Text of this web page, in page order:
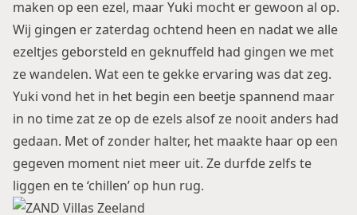
maken op een ezel, maar Yuki mocht er gewoon al op.
Wij gingen er zaterdag ochtend heen en nadat we alle
ezeltjes geborsteld en geknuffeld had gingen we met
ze wandelen. Wat een te gekke ervaring was dat zeg.
Yuki vond het in het begin een beetje spannend maar
in no time zat ze op de ezels alsof ze nooit anders had
gedaan. Met of zonder halter, het maakte haar op een
gegeven moment niet meer uit. Ze durfde zelfs te
liggen en te ‘chillen’ op hun rug.